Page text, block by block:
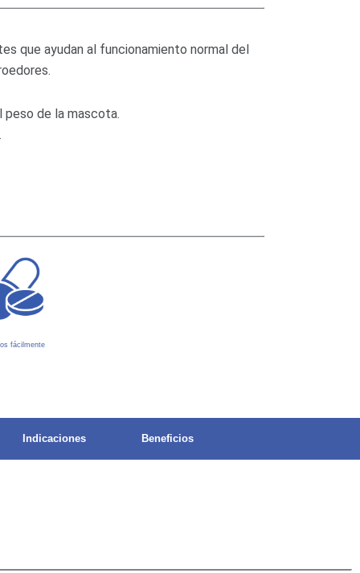
que ayudan al funcionamiento normal del
peso de la mascota.
fácilmente
Indicaciones Beneficios